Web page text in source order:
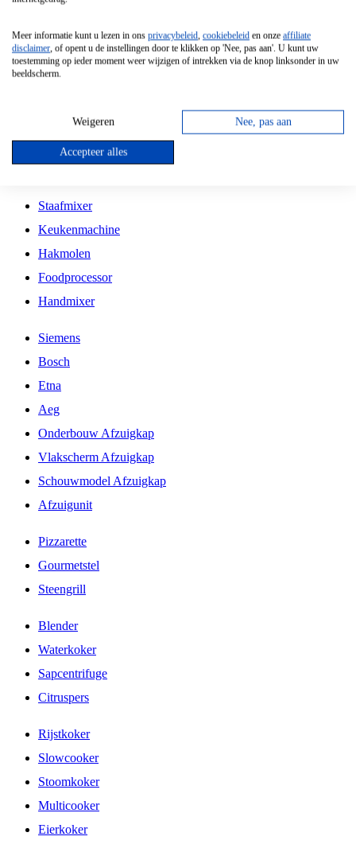
Vrijstaande Magnetron
Vrijstaande Kookplaat
Inbouw Gaskookplaat
Inbouw Keramische Kookplaat
Kookplaat Accessoires
Staafmixer
Keukenmachine
Hakmolen
Foodprocessor
Handmixer
Siemens
Bosch
Etna
Aeg
Onderbouw Afzuigkap
Vlakscherm Afzuigkap
Schouwmodel Afzuigkap
Afzuigunit
Pizzarette
Gourmetstel
Steengrill
Blender
Waterkoker
Sapcentrifuge
Citruspers
Rijstkoker
Slowcooker
Stoomkoker
Multicooker
Eierkoker
Meer informatie kunt u lezen in ons privacybeleid, cookiebeleid en onze affiliate
disclaimer, of opent u de instellingen door te klikken op 'Nee, pas aan'. U kunt uw
toestemming op ieder moment weer wijzigen of intrekken via de knop linksonder in uw
beeldscherm.
Weigeren Nee, pas aan
Accepteer alles